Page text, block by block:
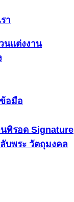
า
นแต่งงาน
อมือ
พิรอด Signature
บพระ วัตถุมงคล